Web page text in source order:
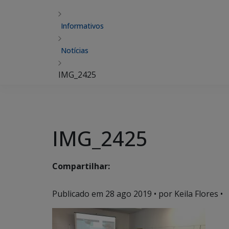
Informativos
Notícias
IMG_2425
IMG_2425
Compartilhar:
Publicado em 28 ago 2019 • por Keila Flores •